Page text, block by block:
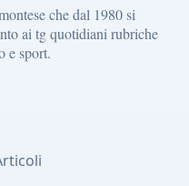
che dal 1980 si
ai tg quotidiani rubriche
e sport.